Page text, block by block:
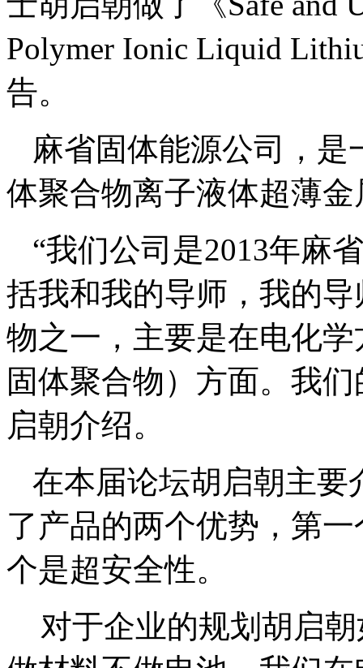
能源产业国际高峰论坛
士胡启朝做了《Safe and
Polymer Ionic Liquid
告。
麻省固体能源公司，是
体聚合物离子液体超薄
“我们公司是2013年麻
括我和我的导师，我的
物之一，主要是在电化
固体聚合物）方面。我
启朝介绍。
在本届论坛胡启朝主
了产品的两个优势，第
个是超安全性。